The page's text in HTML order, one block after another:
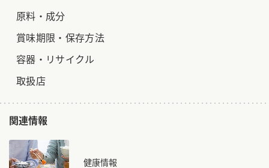
原料・成分
賞味期限・保存方法
容器・リサイクル
取扱店
関連情報
健康情報